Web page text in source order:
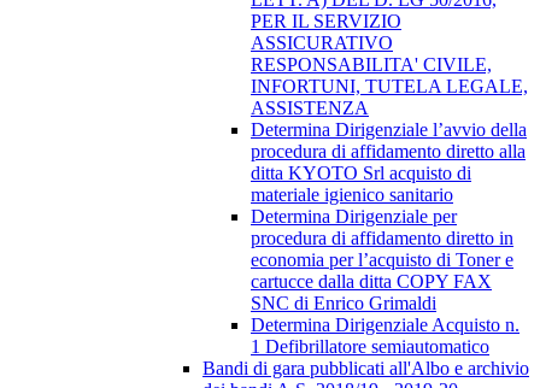
PER IL SERVIZIO
ASSICURATIVO
RESPONSABILITA' CIVILE,
INFORTUNI, TUTELA LEGALE,
ASSISTENZA
Determina Dirigenziale l’avvio della
procedura di affidamento diretto alla
ditta KYOTO Srl acquisto di
materiale igienico sanitario
Determina Dirigenziale per
procedura di affidamento diretto in
economia per l’acquisto di Toner e
cartucce dalla ditta COPY FAX
SNC di Enrico Grimaldi
Determina Dirigenziale Acquisto n.
1 Defibrillatore semiautomatico
Bandi di gara pubblicati all'Albo e archivio